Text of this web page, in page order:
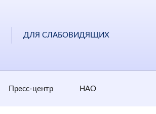
ДЛЯ СЛАБОВИДЯЩИХ
Пресс-центр НАО